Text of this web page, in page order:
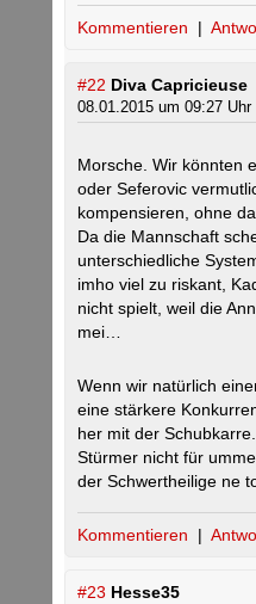
Kommentieren |
#22 Diva Capricieuse
08.01.2015 um 09:27 Uhr
Morsche. Wir könnten
oder Seferovic
kompensieren, ohne
Da die Mannschaft
unterschiedliche
imho viel zu riskant,
nicht spielt, weil die
mei…
Wenn wir natürlich
eine stärkere
her mit der
Stürmer nicht für
der Schwertheilige ne
Kommentieren |
#23 Hesse35